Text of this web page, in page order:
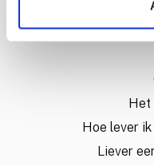
OVER
Het
Hoe lever
Liever